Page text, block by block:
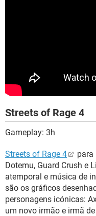
Streets of Rage 4
Gameplay: 3h
Streets of Rage 4
para
Dotemu, Guard Crush e
atemporal e música de
são os gráficos
personagens icónicas:
um novo irmão e irmã